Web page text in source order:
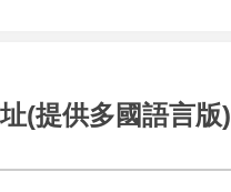
(提供多國語言版)